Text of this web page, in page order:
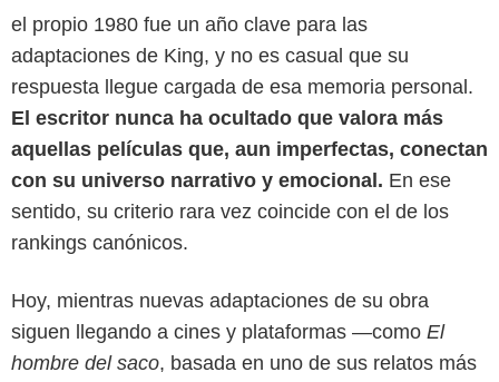
el propio 1980 fue un año clave para las
adaptaciones de King, y no es casual que su
respuesta llegue cargada de esa memoria personal.
El escritor nunca ha ocultado que valora más
aquellas películas que, aun imperfectas, conectan
con su universo narrativo y emocional. En ese
sentido, su criterio rara vez coincide con el de los
rankings canónicos.
Hoy, mientras nuevas adaptaciones de su obra
siguen llegando a cines y plataformas —como El
hombre del saco, basada en uno de sus relatos más